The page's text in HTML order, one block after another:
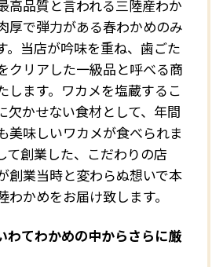
高品質と言われる三陸産わか
厚で弾力がある春わかめのみ
。当店が吟味を重ね、歯ごた
クリアした一級品と呼べる商
します。ワカメを塩蔵するこ
欠かせない食材として、年間
美味しいワカメが食べられま
て創業した、こだわりの店
創業当時と変わらぬ想いで本
わかめをお届け致します。
わてわかめの中からさらに厳